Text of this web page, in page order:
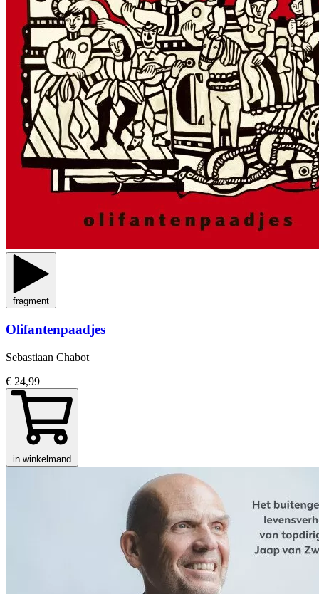
fragment
Olifantenpaadjes
Sebastiaan Chabot
€ 24,99
in winkelmand